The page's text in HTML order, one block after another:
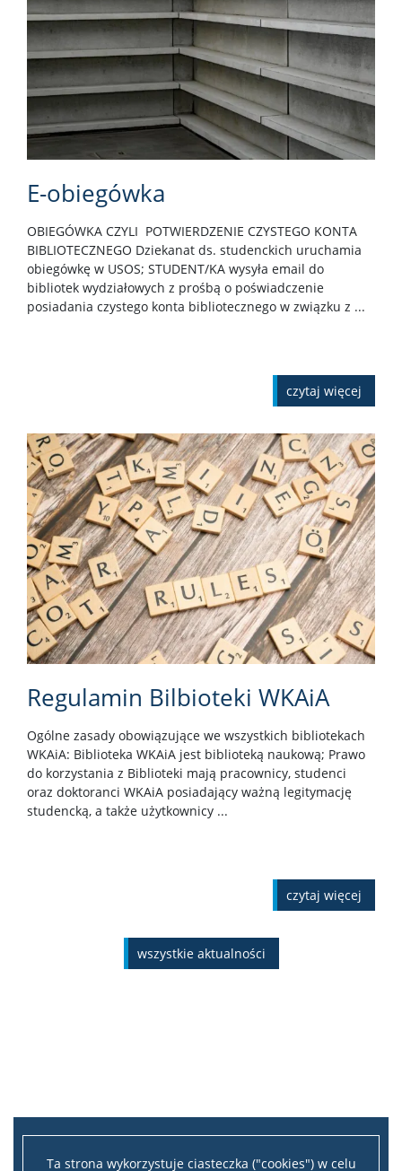
Ta strona wykorzystuje ciasteczka ("cookies") w celu
E-obiegówka
OBIEGÓWKA CZYLI POTWIERDZENIE CZYSTEGO KONTA
BIBLIOTECZNEGO Dziekanat ds. studenckich uruchamia
obiegówkę w USOS; STUDENT/KA wysyła email do
bibliotek wydziałowych z prośbą o poświadczenie
posiadania czystego konta bibliotecznego w związku z ...
czytaj więcej
Regulamin Bilbioteki WKAiA
Ogólne zasady obowiązujące we wszystkich bibliotekach
WKAiA: Biblioteka WKAiA jest biblioteką naukową; Prawo
do korzystania z Biblioteki mają pracownicy, studenci
oraz doktoranci WKAiA posiadający ważną legitymację
studencką, a także użytkownicy ...
czytaj więcej
wszystkie aktualności